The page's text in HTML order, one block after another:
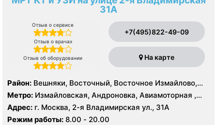
31А
Отзыв о сервисе
Отзыв о врачах
Отзыв об оборудовании
+7(495)822-49-09
На карте
Район: Вешняки, Восточный, Восточное Измайлово,
Гольяново, Ивановское, Измайлово, Косино-
Ухтомский, Метрогородок, Новогиреево, Новокосино,
Перово, Преображенское, Северное Измайлово,
Соколиная Гора, Нижегородский, Рязанский
Метро: Измайловская, Андроновка, Авиамоторная ,
Новогиреево, Новокосино, Первомайская, Перово,
Соколиная гора, Шоссе Энтузиастов
Адрес: г. Москва, 2-я Владимирская ул., 31А
Режим работы: 8.00 - 20.00